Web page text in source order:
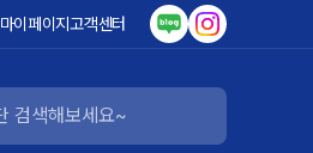
마이페이지고객센터